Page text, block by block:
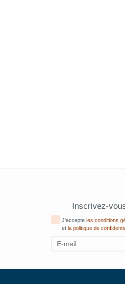
Inscrivez-
J'accepteles conditions
etla politique de